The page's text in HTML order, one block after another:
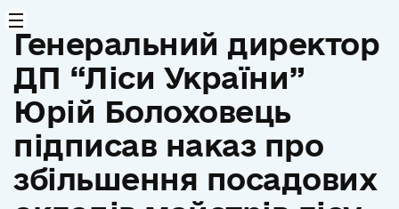
Генеральний директор
ДП “Ліси України”
Юрій Болоховець
підписав наказ про
збільшення посадових